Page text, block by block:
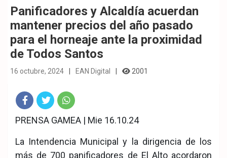
Panificadores y Alcaldía acuerdan
mantener precios del año pasado
para el horneaje ante la proximidad
de Todos Santos
16 octubre, 2024 EAN Digital 2001
Fac
ook
Twit
ter
Wha
tsA
pp
PRENSA GAMEA | Mie 16.10.24
La Intendencia Municipal y la dirigencia de los
más de 700 panificadores de El Alto acordaron